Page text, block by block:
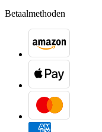
Betaalmethoden